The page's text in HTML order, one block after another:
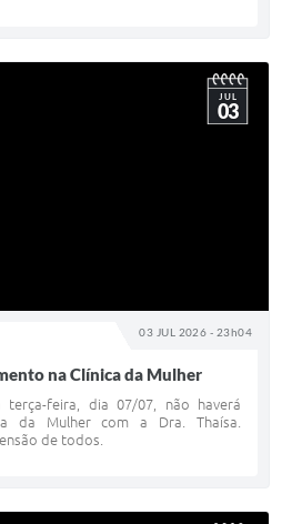
03 JUL 2026 - 23h04
JUL
03
na Clínica da Mulher
terça-feira, dia 07/07, não haverá
da Mulher com a Dra. Thaísa.
de todos.